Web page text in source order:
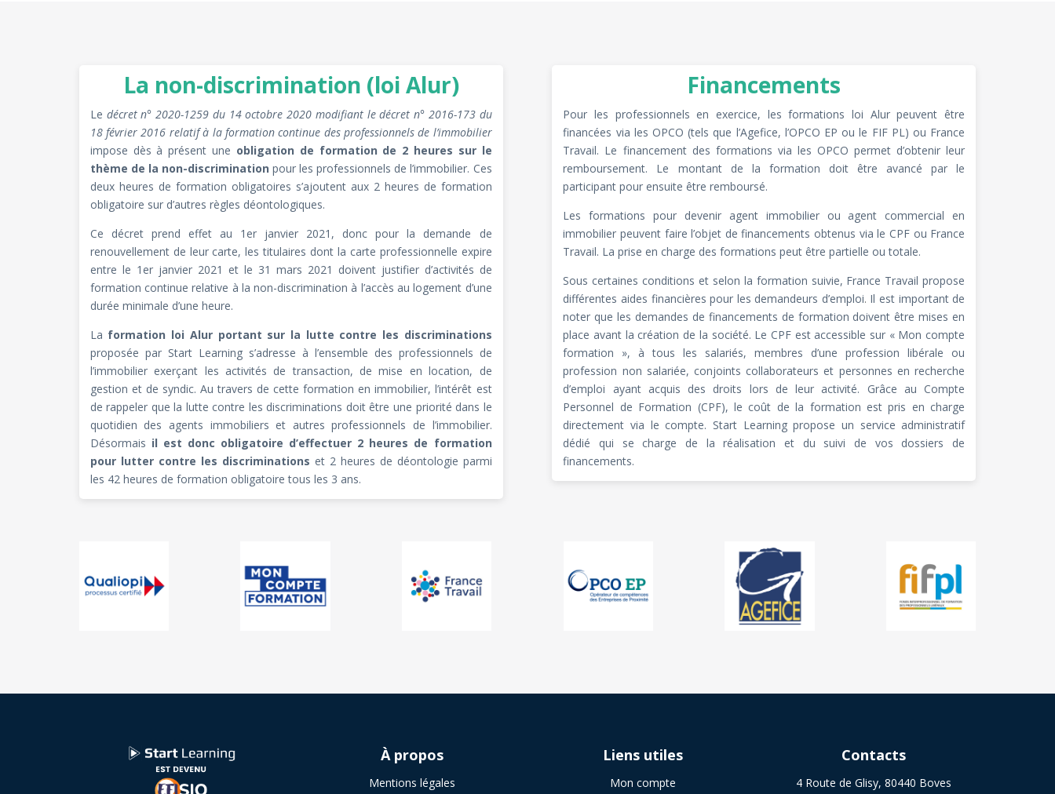
La non-discrimination (loi Alur)
Le décret n° 2020-1259 du 14 octobre 2020 modifiant le décret n° 2016-173 du
18 février 2016 relatif à la formation continue des professionnels de l’immobilier
impose dès à présent une obligation de formation de 2 heures sur le
thème de la non-discrimination pour les professionnels de l’immobilier. Ces
deux heures de formation obligatoires s’ajoutent aux 2 heures de formation
obligatoire sur d’autres règles déontologiques.
Ce décret prend effet au 1er janvier 2021, donc pour la demande de
renouvellement de leur carte, les titulaires dont la carte professionnelle expire
entre le 1er janvier 2021 et le 31 mars 2021 doivent justifier d’activités de
formation continue relative à la non-discrimination à l’accès au logement d’une
durée minimale d’une heure.
La formation loi Alur portant sur la lutte contre les discriminations
proposée par Start Learning s’adresse à l’ensemble des professionnels de
l’immobilier exerçant les activités de transaction, de mise en location, de
gestion et de syndic. Au travers de cette formation en immobilier, l’intérêt est
de rappeler que la lutte contre les discriminations doit être une priorité dans le
quotidien des agents immobiliers et autres professionnels de l’immobilier.
Désormais il est donc obligatoire d’effectuer 2 heures de formation
pour lutter contre les discriminations et 2 heures de déontologie parmi
les 42 heures de formation obligatoire tous les 3 ans.
Financements
Pour les professionnels en exercice, les formations loi Alur peuvent être
financées via les OPCO (tels que l’Agefice, l’OPCO EP ou le FIF PL) ou France
Travail. Le financement des formations via les OPCO permet d’obtenir leur
remboursement. Le montant de la formation doit être avancé par le
participant pour ensuite être remboursé.
Les formations pour devenir agent immobilier ou agent commercial en
immobilier peuvent faire l’objet de financements obtenus viale CPFou France
Travail. La prise en charge des formations peut être partielle ou totale.
Sous certaines conditions et selon la formation suivie, France Travail propose
différentes aides financières pour les demandeurs d’emploi. Il est important de
noter que les demandes de financements de formation doivent être mises en
place avant la création de la société. Le CPF est accessible sur « Mon compte
formation », à tous les salariés, membres d’une profession libérale ou
profession non salariée, conjoints collaborateurs et personnes en recherche
d’emploi ayant acquis des droits lors de leur activité. Grâce au Compte
Personnel de Formation (CPF), le coût de la formation est pris en charge
directement via le compte. Start Learning propose un service administratif
dédié qui se charge de la réalisation et du suivi de vos dossiers de
financements.
Àpropos
Mentions légales
Liens utiles
Mon compte
Contacts
4 Route de Glisy, 80440 Boves